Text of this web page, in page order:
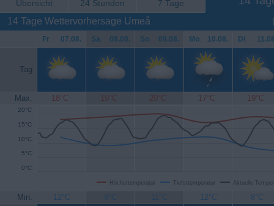
Übersicht 24 Stunden 7 Tage
14 Tage Wettervorhersage Umeå
Fr. 07.08. Sa. 08.08. So. 09.08. Mo. 10.08. Di.
Tag
Max. 18°C 19°C 20°C 17°C 19°C
Höchsttemperatur Tiefsttemperatur Aktuelle
0°C
5°C
10°C
15°C
20°C
Min. 12°C 9°C 11°C 12°C 8°C